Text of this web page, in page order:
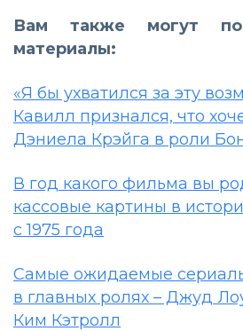
Вам также могут
материалы:
«Я бы ухватился за эту
Кавилл признался, что
Дэниела Крэйга в роли
В год какого фильма вы
кассовые картины в
с 1975 года
Самые ожидаемые
в главных ролях – Джуд
Ким Кэтролл